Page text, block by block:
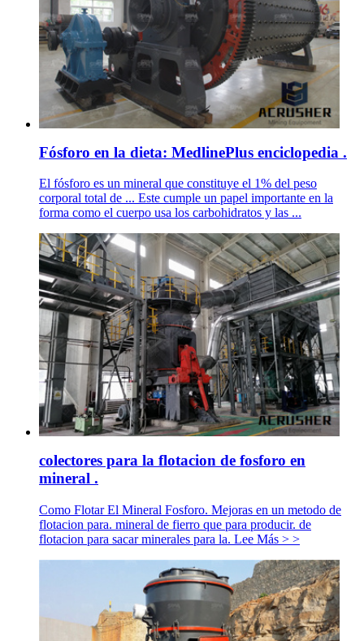
Fósforo en la dieta: MedlinePlus enciclopedia .
El fósforo es un mineral que constituye el 1% del peso
corporal total de ... Este cumple un papel importante en la
forma como el cuerpo usa los carbohidratos y las ...
colectores para la flotacion de fosforo en
mineral .
Como Flotar El Mineral Fosforo. Mejoras en un metodo de
flotacion para. mineral de fierro que para producir. de
flotacion para sacar minerales para la. Lee Más > >